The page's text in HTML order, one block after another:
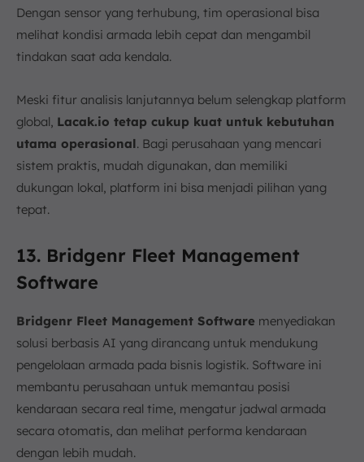
Dengan sensor yang terhubung, tim operasional bisa
melihat kondisi armada lebih cepat dan mengambil
tindakan saat ada kendala.
Meski fitur analisis lanjutannya belum selengkap platform
global, Lacak.io tetap cukup kuat untuk kebutuhan
utama operasional. Bagi perusahaan yang mencari
sistem praktis, mudah digunakan, dan memiliki
dukungan lokal, platform ini bisa menjadi pilihan yang
tepat.
13. Bridgenr Fleet Management
Software
Bridgenr Fleet Management Software menyediakan
solusi berbasis AI yang dirancang untuk mendukung
pengelolaan armada pada bisnis logistik. Software ini
membantu perusahaan untuk memantau posisi
kendaraan secara real time, mengatur jadwal armada
secara otomatis, dan melihat performa kendaraan
dengan lebih mudah.